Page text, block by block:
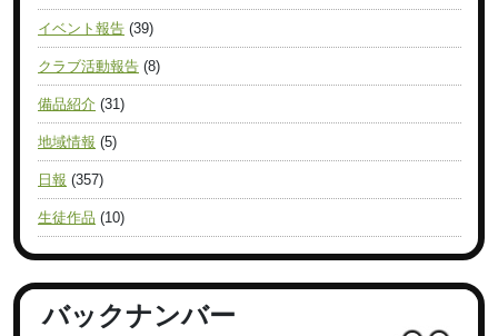
イベント報告 (39)
クラブ活動報告 (8)
備品紹介 (31)
地域情報 (5)
日報 (357)
生徒作品 (10)
バックナンバー